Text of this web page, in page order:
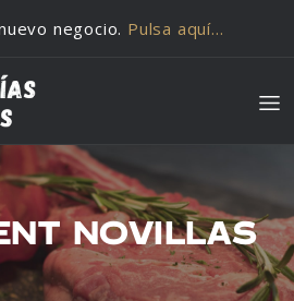
negocio. Pulsa aquí…
NOVILLAS